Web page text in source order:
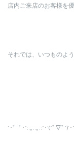
店内ご来店のお客様を
それでは、いつものよ
*･゜ﾟ･*:.｡..｡.:*･'(*ﾟ▽ﾟ*)’･